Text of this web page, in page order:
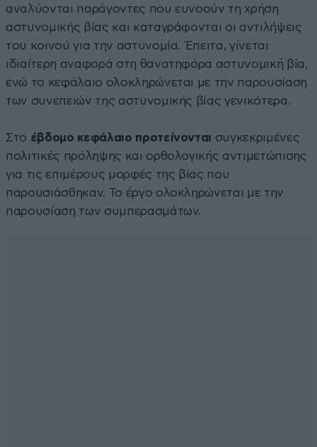
αναλύονται παράγοντες που ευνοούν τη χρήση
αστυνομικής βίας και καταγράφονται οι αντιλήψεις
του κοινού για την αστυνομία. Έπειτα, γίνεται
ιδιαίτερη αναφορά στη θανατηφόρα αστυνομική βία,
ενώ το κεφάλαιο ολοκληρώνεται με την παρουσίαση
των συνεπειών της αστυνομικής βίας γενικότερα.
Στο έβδομο κεφάλαιο προτείνονται συγκεκριμένες
πολιτικές πρόληψης και ορθολογικής αντιμετώπισης
για τις επιμέρους μορφές της βίας που
παρουσιάσθηκαν. Το έργο ολοκληρώνεται με την
παρουσίαση των συμπερασμάτων.